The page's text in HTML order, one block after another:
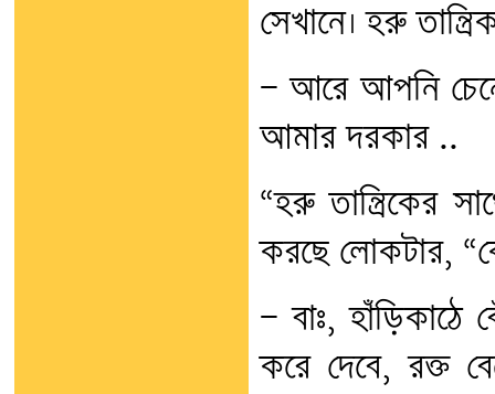
সেখানে। হরু
— আরে আপনি
আমার দরকার ..
“হরু তান্ত্রিকের
করছে লোকটার,
— বাঃ,
করে দেবে, রক্ত